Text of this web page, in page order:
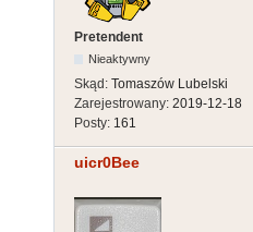
Pretendent
Nieaktywny
Skąd: Tomaszów Lubelski
Zarejestrowany: 2019-12-18
Posty: 161
uicr0Bee